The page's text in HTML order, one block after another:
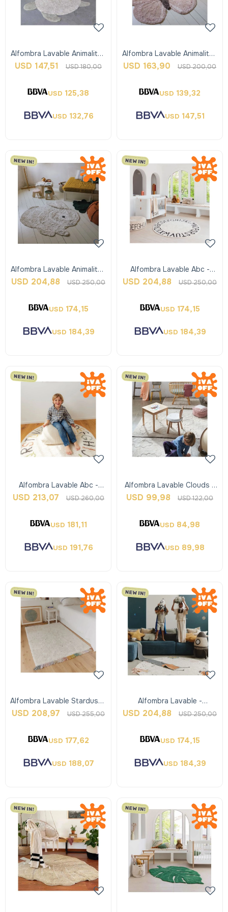
Alfombra Lavable Animalitos
- Turtle - Lorena Canals
USD 147,51 USD180,00
USD 125,38
USD 132,76
Alfombra Lavable Animalitos
- Butterfly - Lorena Canals
USD 163,90 USD200,00
USD 139,32
USD 147,51
Alfombra Lavable Animalitos
- Bunny - Lorena Canals
USD 204,88 USD250,00
USD 174,15
USD 184,39
Alfombra Lavable Abc -
Natural - Lorena Canals
USD 204,88 USD250,00
USD 174,15
USD 184,39
Alfombra Lavable Abc -
Colors - Lorena Canals
USD 213,07 USD260,00
USD 181,11
USD 191,76
Alfombra Lavable Clouds -
Xs - Lorena Canals
USD 99,98 USD122,00
USD 84,98
USD 89,98
Alfombra Lavable Stardust -
Lorena Canals
USD 208,97 USD255,00
USD 177,62
USD 188,07
Alfombra Lavable -
Interestelar - Lorena Canals
USD 204,88 USD250,00
USD 174,15
USD 184,39